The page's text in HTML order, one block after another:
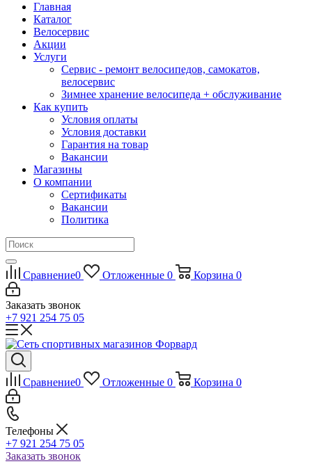
Главная
Каталог
Велосервис
Акции
Услуги
Сервис - ремонт велосипедов, самокатов,
велосервис
Зимнее хранение велосипеда + обслуживание
Как купить
Условия оплаты
Условия доставки
Гарантия на товар
Вакансии
Магазины
О компании
Сертификаты
Вакансии
Политика
Сравнение0 Отложенные 0 Корзина 0
Заказать звонок
+7 921 254 75 05
Сравнение0 Отложенные 0 Корзина 0
Телефоны
+7 921 254 75 05
Заказать звонок